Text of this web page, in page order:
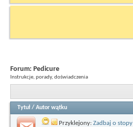
Forum: Pedicure
Instrukcje, porady, doświadczenia
Tytuł / Autor wątku
Przyklejony: Zadbaj o stopy